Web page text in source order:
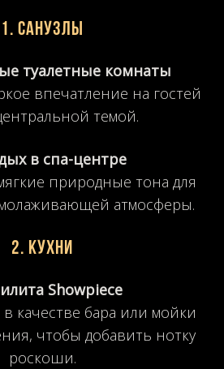
1. Санузлы
туалетные комнаты
впечатление на гостей
темой.
в спа-центре
природные тона для
атмосферы.
2. Кухни
Showpiece
качестве бара или мойки
чтобы добавить нотку
роскоши.